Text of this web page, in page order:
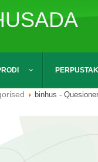
binhus - Quesioner